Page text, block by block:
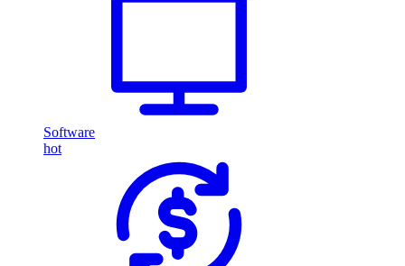
Software
hot